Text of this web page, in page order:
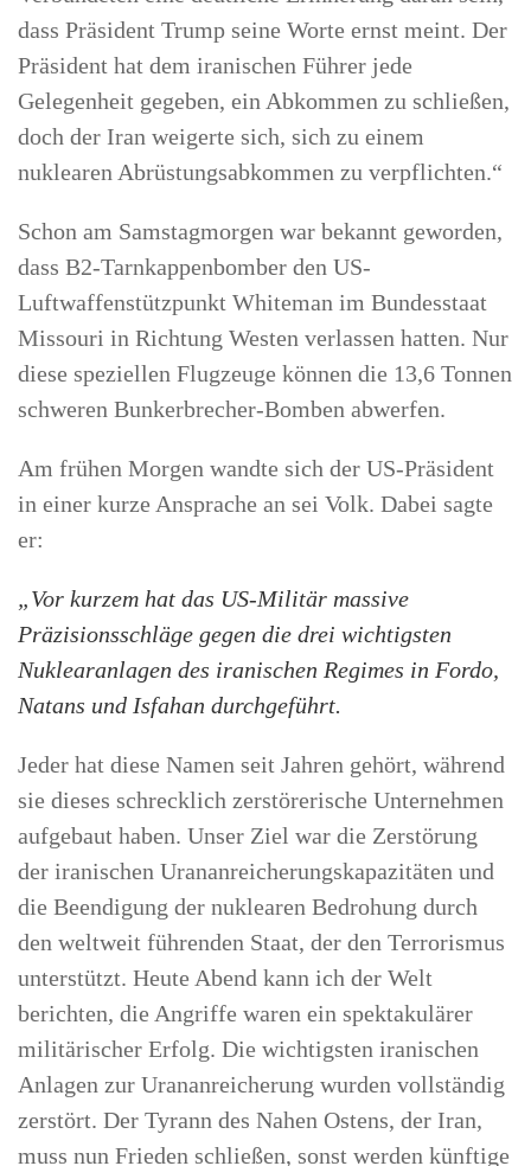
dass Präsident Trump seine Worte ernst meint. Der
Präsident hat dem iranischen Führer jede
Gelegenheit gegeben, ein Abkommen zu schließen,
doch der Iran weigerte sich, sich zu einem
nuklearen Abrüstungsabkommen zu verpflichten.“
Schon am Samstagmorgen war bekannt geworden,
dass B2-Tarnkappenbomber den US-
Luftwaffenstützpunkt Whiteman im Bundesstaat
Missouri in Richtung Westen verlassen hatten. Nur
diese speziellen Flugzeuge können die 13,6 Tonnen
schweren Bunkerbrecher-Bomben abwerfen.
Am frühen Morgen wandte sich der US-Präsident
in einer kurze Ansprache an sei Volk. Dabei sagte
er:
„Vor kurzem hat das US-Militär massive
Präzisionsschläge gegen die drei wichtigsten
Nuklearanlagen des iranischen Regimes in Fordo,
Natans und Isfahan durchgeführt.
Jeder hat diese Namen seit Jahren gehört, während
sie dieses schrecklich zerstörerische Unternehmen
aufgebaut haben. Unser Ziel war die Zerstörung
der iranischen Urananreicherungskapazitäten und
die Beendigung der nuklearen Bedrohung durch
den weltweit führenden Staat, der den Terrorismus
unterstützt. Heute Abend kann ich der Welt
berichten, die Angriffe waren ein spektakulärer
militärischer Erfolg. Die wichtigsten iranischen
Anlagen zur Urananreicherung wurden vollständig
zerstört. Der Tyrann des Nahen Ostens, der Iran,
muss nun Frieden schließen, sonst werden künftige